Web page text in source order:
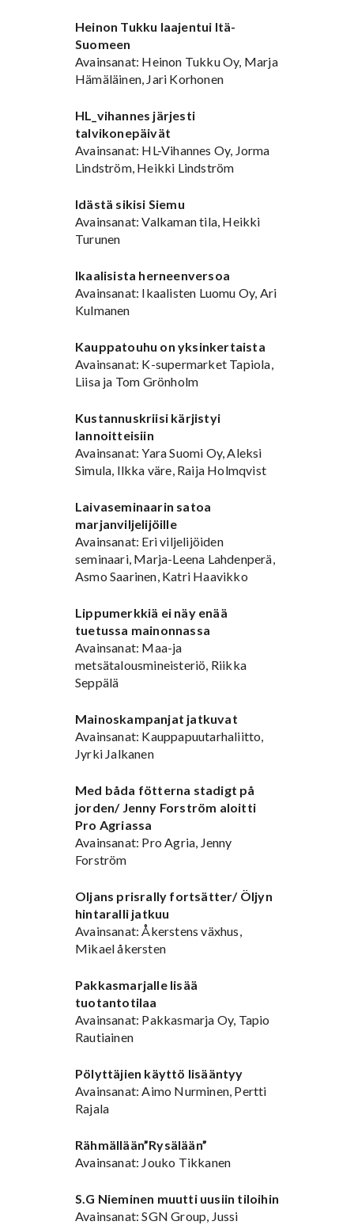
Heinon Tukku laajentui Itä-
Suomeen
Avainsanat: Heinon Tukku Oy, Marja
Hämäläinen, Jari Korhonen
HL_vihannes järjesti
talvikonepäivät
Avainsanat: HL-Vihannes Oy, Jorma
Lindström, Heikki Lindström
Idästä sikisi Siemu
Avainsanat: Valkaman tila, Heikki
Turunen
Ikaalisista herneenversoa
Avainsanat: Ikaalisten Luomu Oy, Ari
Kulmanen
Kauppatouhu on yksinkertaista
Avainsanat: K-supermarket Tapiola,
Liisa ja Tom Grönholm
Kustannuskriisi kärjistyi
lannoitteisiin
Avainsanat: Yara Suomi Oy, Aleksi
Simula, Ilkka väre, Raija Holmqvist
Laivaseminaarin satoa
marjanviljelijöille
Avainsanat: Eri viljelijöiden
seminaari, Marja-Leena Lahdenperä,
Asmo Saarinen, Katri Haavikko
Lippumerkkiä ei näy enää
tuetussa mainonnassa
Avainsanat: Maa-ja
metsätalousmineisteriö, Riikka
Seppälä
Mainoskampanjat jatkuvat
Avainsanat: Kauppapuutarhaliitto,
Jyrki Jalkanen
Med båda fötterna stadigt på
jorden/ Jenny Forström aloitti
Pro Agriassa
Avainsanat: Pro Agria, Jenny
Forström
Oljans prisrally fortsätter/ Öljyn
hintaralli jatkuu
Avainsanat: Åkerstens växhus,
Mikael åkersten
Pakkasmarjalle lisää
tuotantotilaa
Avainsanat: Pakkasmarja Oy, Tapio
Rautiainen
Pölyttäjien käyttö lisääntyy
Avainsanat: Aimo Nurminen, Pertti
Rajala
Rähmällään”Rysälään”
Avainsanat: Jouko Tikkanen
S.G Nieminen muutti uusiin tiloihin
Avainsanat: SGN Group, Jussi